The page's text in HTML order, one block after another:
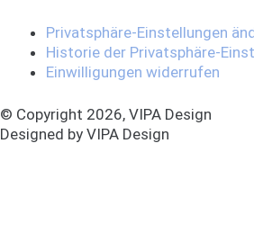
Privatsphäre-Einstellungen
Historie der Privatsphäre-
Einwilligungen widerrufen
© Copyright 2026, VIPA Design
Designed by VIPA Design